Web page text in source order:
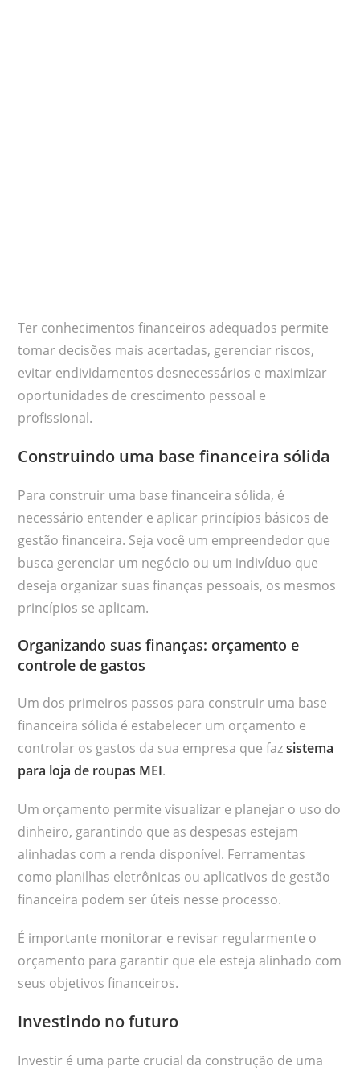
Ter conhecimentos financeiros adequados permite
tomar decisões mais acertadas, gerenciar riscos,
evitar endividamentos desnecessários e maximizar
oportunidades de crescimento pessoal e
profissional.
Construindo uma base financeira sólida
Para construir uma base financeira sólida, é
necessário entender e aplicar princípios básicos de
gestão financeira. Seja você um empreendedor que
busca gerenciar um negócio ou um indivíduo que
deseja organizar suas finanças pessoais, os mesmos
princípios se aplicam.
Organizando suas finanças: orçamento e
controle de gastos
Um dos primeiros passos para construir uma base
financeira sólida é estabelecer um orçamento e
controlar os gastos da sua empresa que fazsistema
para loja de roupas MEI.
Um orçamento permite visualizar e planejar o uso do
dinheiro, garantindo que as despesas estejam
alinhadas com a renda disponível. Ferramentas
como planilhas eletrônicas ou aplicativos de gestão
financeira podem ser úteis nesse processo.
É importante monitorar e revisar regularmente o
orçamento para garantir que ele esteja alinhado com
seus objetivos financeiros.
Investindo no futuro
Investir é uma parte crucial da construção de uma